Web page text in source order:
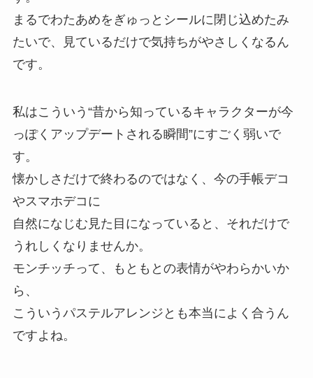
まるでわたあめをぎゅっとシールに閉じ込めたみ
たいで、見ているだけで気持ちがやさしくなるん
です。
私はこういう“昔から知っているキャラクターが今
っぽくアップデートされる瞬間”にすごく弱いで
す。
懐かしさだけで終わるのではなく、今の手帳デコ
やスマホデコに
自然になじむ見た目になっていると、それだけで
うれしくなりませんか。
モンチッチって、もともとの表情がやわらかいか
ら、
こういうパステルアレンジとも本当によく合うん
ですよね。